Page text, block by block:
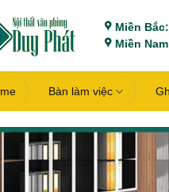
Miền Bắc:
Miền
Bàn làm việc